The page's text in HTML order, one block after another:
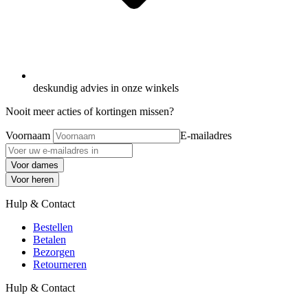
deskundig advies in onze winkels
Nooit meer acties of kortingen missen?
Voornaam E-mailadres
Voor dames
Voor heren
Hulp & Contact
Bestellen
Betalen
Bezorgen
Retourneren
Hulp & Contact